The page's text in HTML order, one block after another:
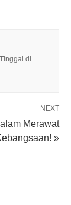
di
NEXT
Merawat
»